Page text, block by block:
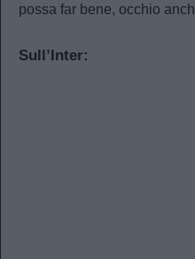
possa far bene, occhio
Sull’Inter: